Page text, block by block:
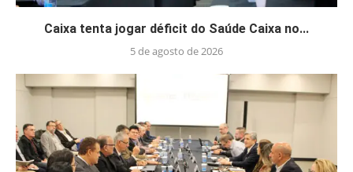
Caixa tenta jogar déficit do Saúde Caixa no...
5 de agosto de 2026